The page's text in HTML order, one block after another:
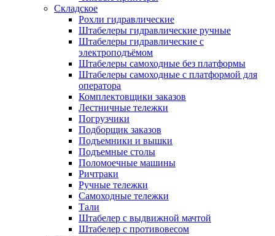
Складское
Рохли гидравлические
Штабелеры гидравлические ручные
Штабелеры гидравлические с
электроподъёмом
Штабелеры самоходные без платформы
Штабелеры самоходные с платформой для
оператора
Комплектовщики заказов
Лестничные тележки
Погрузчики
Подборщик заказов
Подъемники и вышки
Подъемные столы
Поломоечные машины
Ричтраки
Ручные тележки
Самоходные тележки
Тали
Штабелер с выдвижной мачтой
Штабелер с противовесом